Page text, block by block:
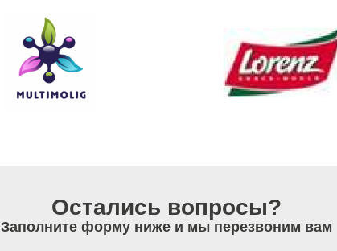
Остались вопросы?
Заполните форму ниже и мы перезвоним вам